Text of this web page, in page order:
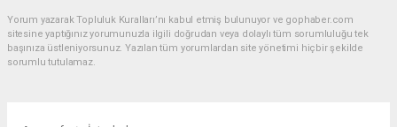
Yorum yazarak Topluluk Kuralları’nı kabul etmiş bulunuyor ve gophaber.com
sitesine yaptığınız yorumunuzla ilgili doğrudan veya dolaylı tüm sorumluluğu tek
başınıza üstleniyorsunuz. Yazılan tüm yorumlardan site yönetimi hiçbir şekilde
sorumlu tutulamaz.